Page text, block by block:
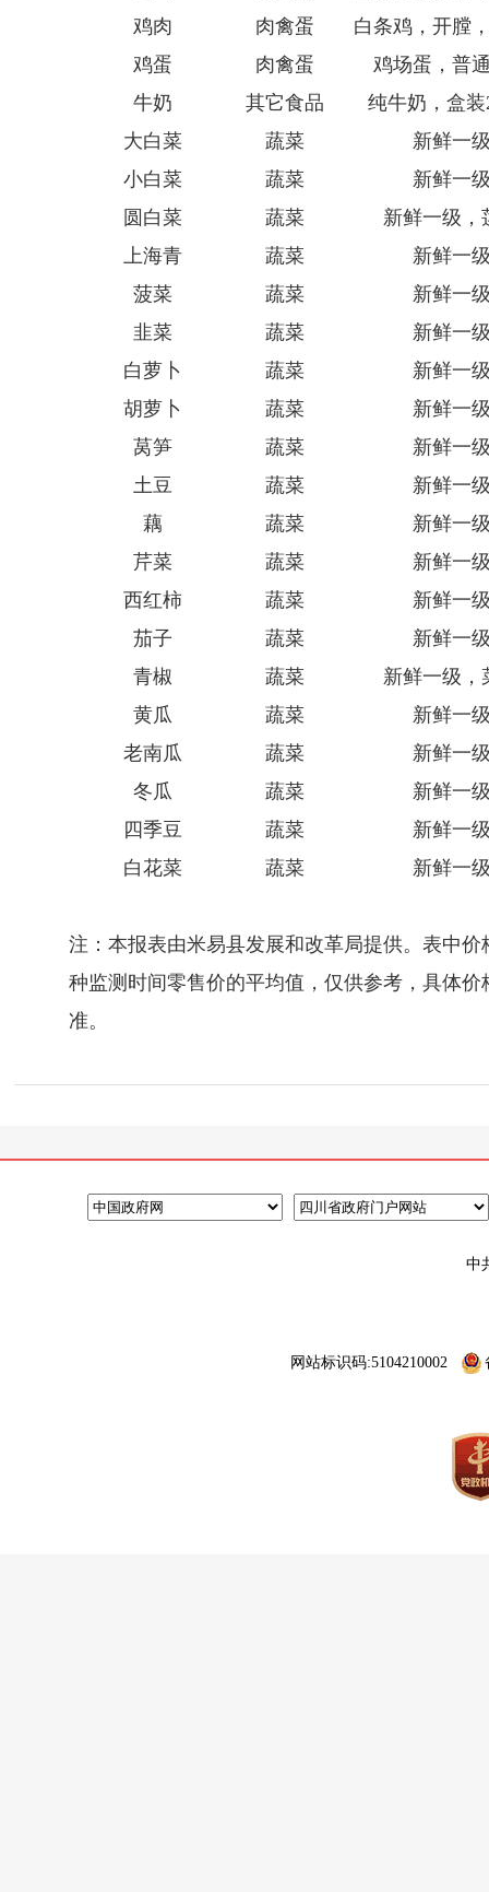
鸡肉
肉禽蛋
白条鸡，开膛
鸡蛋
肉禽蛋
鸡场蛋，普
牛奶
其它食品
纯牛奶，盒装
大白菜
蔬菜
新鲜一
小白菜
蔬菜
新鲜一
圆白菜
蔬菜
新鲜一级，
上海青
蔬菜
新鲜一
菠菜
蔬菜
新鲜一
韭菜
蔬菜
新鲜一
白萝卜
蔬菜
新鲜一
胡萝卜
蔬菜
新鲜一
莴笋
蔬菜
新鲜一
土豆
蔬菜
新鲜一
藕
蔬菜
新鲜一
芹菜
蔬菜
新鲜一
西红柿
蔬菜
新鲜一
茄子
蔬菜
新鲜一
青椒
蔬菜
新鲜一级，
黄瓜
蔬菜
新鲜一
老南瓜
蔬菜
新鲜一
冬瓜
蔬菜
新鲜一
四季豆
蔬菜
新鲜一
白花菜
蔬菜 新鲜一
注：本报表由米易县发展和改革局提供。表中
种监测时间零售价的平均值，仅供参考，具体
准。
中
网站标识码:5104210002